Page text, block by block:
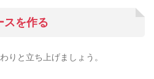
を作る
りと立ち上げましょう。